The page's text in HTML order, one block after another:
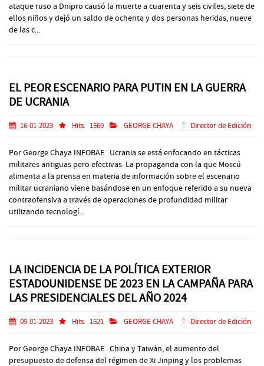
ataque ruso a Dnipro causó la muerte a cuarenta y seis civiles, siete de
ellos niños y dejó un saldo de ochenta y dos personas heridas, nueve
de las c...
EL PEOR ESCENARIO PARA PUTIN EN LA GUERRA
DE UCRANIA
16-01-2023 Hits: 1569 GEORGE CHAYA Director de Edición
Por George Chaya INFOBAE Ucrania se está enfocando en tácticas
militares antiguas pero efectivas. La propaganda con la que Moscú
alimenta a la prensa en materia de información sobre el escenario
militar ucraniano viene basándose en un enfoque referido a su nueva
contraofensiva a través de operaciones de profundidad militar
utilizando tecnologí...
LA INCIDENCIA DE LA POLÍTICA EXTERIOR
ESTADOUNIDENSE DE 2023 EN LA CAMPAÑA PARA
LAS PRESIDENCIALES DEL AÑO 2024
09-01-2023 Hits: 1621 GEORGE CHAYA Director de Edición
Por George Chaya INFOBAE China y Taiwán, el aumento del
presupuesto de defensa del régimen de Xi Jinping y los problemas